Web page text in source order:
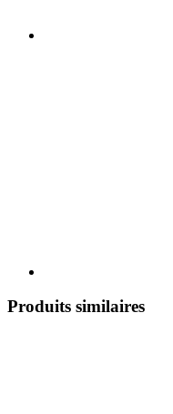
Produits similaires